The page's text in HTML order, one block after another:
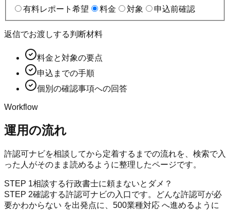
有料レポート希望
料金 対象 申込前確認
返信でお渡しする判断材料
料金と対象の要点
申込までの手順
個別の確認事項への回答
Workflow
運用の流れ
許認可ナビを相談してから定着するまでの流れを、検索で入
った人がそのまま読めるように整理したページです。
STEP 1相談する行政書士に頼まないとダメ？
STEP 2確認する許認可ナビの入口です。どんな許認可が必
要かわからない を出発点に、500業種対応 へ進めるように